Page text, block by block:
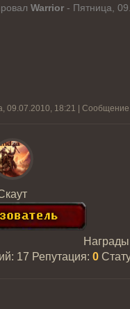
Warrior - Пятница,
09.07.2010, 18:21 |
17 Репутация: 0